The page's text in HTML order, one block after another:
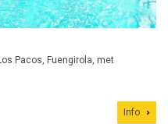
Pacos, Fuengirola, met
Info